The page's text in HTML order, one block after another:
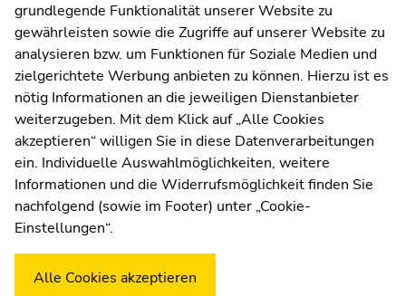
Moodle
UNIGRAZonline
Impressum
Datenschutzerklärung
Cookie-Einstellungen
Barrierefreiheitserklärung
WetterstationUni Graz
grundlegende Funktionalität unserer Website zu
gewährleisten sowie die Zugriffe auf unserer Website zu
analysieren bzw. um Funktionen für Soziale Medien und
zielgerichtete Werbung anbieten zu können. Hierzu ist es
nötig Informationen an die jeweiligen Dienstanbieter
weiterzugeben. Mit dem Klick auf „Alle Cookies
akzeptieren“ willigen Sie in diese Datenverarbeitungen
ein. Individuelle Auswahlmöglichkeiten, weitere
Informationen und die Widerrufsmöglichkeit finden Sie
nachfolgend (sowie im Footer) unter „Cookie-
Einstellungen“.
Alle Cookies akzeptieren